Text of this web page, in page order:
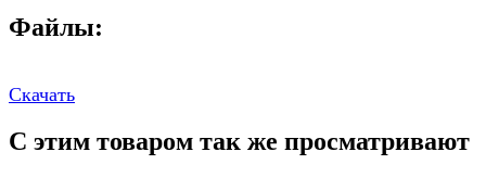
Файлы:
Скачать
С этим товаром так же просматривают